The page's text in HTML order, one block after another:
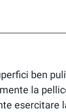
ben
la
esercitare